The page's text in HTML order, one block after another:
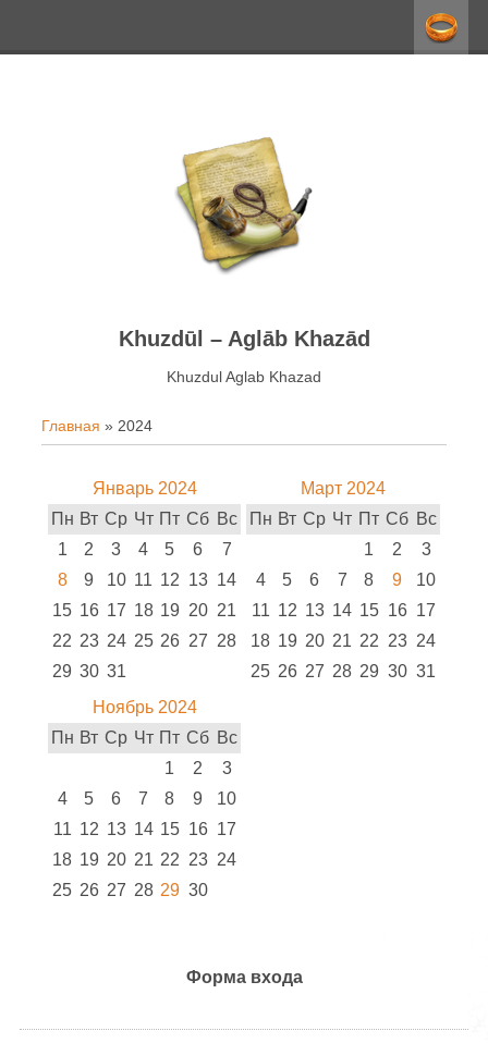
Khuzdūl – Aglāb Khazād
Khuzdul Aglab Khazаd
Главная » 2024
Январь 2024
Пн Вт Ср Чт Пт Сб Вс
1
2 3 4 5 6
7
8
9 10 11 12 13 14
15 16 17 18 19 20 21
22 23 24 25 26 27 28
29 30 31
Март 2024
Пн Вт Ср Чт Пт Сб Вс
1
2
3
4
5 6 7 8 9
10
11 12 13 14 15 16 17
18 19 20 21 22 23 24
25 26 27 28 29 30 31
Ноябрь 2024
Пн Вт Ср Чт Пт Сб Вс
1
2
3
4
5 6 7 8 9
10
11 12 13 14 15 16 17
18 19 20 21 22 23 24
25 26 27 28 29 30
Форма входа